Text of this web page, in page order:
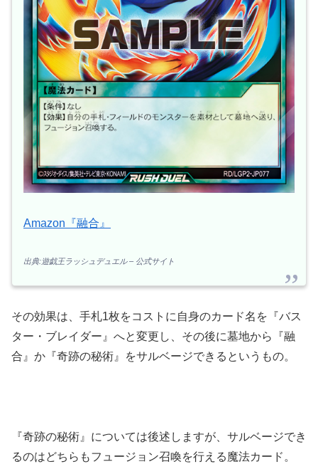
Amazon『融合』
出典:遊戯王ラッシュデュエル – 公式サイト
その効果は、手札1枚をコストに自身のカード名を『バス
ター・ブレイダー』へと変更し、その後に墓地から『融
合』か『奇跡の秘術』をサルベージできるというもの。
『奇跡の秘術』については後述しますが、サルベージでき
るのはどちらもフュージョン召喚を行える魔法カード。